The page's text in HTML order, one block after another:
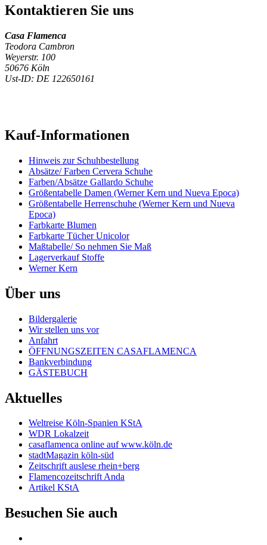
Kontaktieren Sie uns
Casa Flamenca
Teodora Cambron
Weyerstr. 100
50676 Köln
Ust-ID: DE 122650161
Kauf-Informationen
Hinweis zur Schuhbestellung
Absätze/ Farben Cervera Schuhe
Farben/Absätze Gallardo Schuhe
Größentabelle Damen (Werner Kern und Nueva Epoca)
Größentabelle Herrenschuhe (Werner Kern und Nueva
Epoca)
Farbkarte Blumen
Farbkarte Tücher Unicolor
Maßtabelle/ So nehmen Sie Maß
Lagerverkauf Stoffe
Werner Kern
Über uns
Bildergalerie
Wir stellen uns vor
Anfahrt
ÖFFNUNGSZEITEN CASAFLAMENCA
Bankverbindung
GÄSTEBUCH
Aktuelles
Weltreise Köln-Spanien KStA
WDR Lokalzeit
casaflamenca online auf www.köln.de
stadtMagazin köln-süd
Zeitschrift auslese rhein+berg
Flamencozeitschrift Anda
Artikel KStA
Besuchen Sie auch